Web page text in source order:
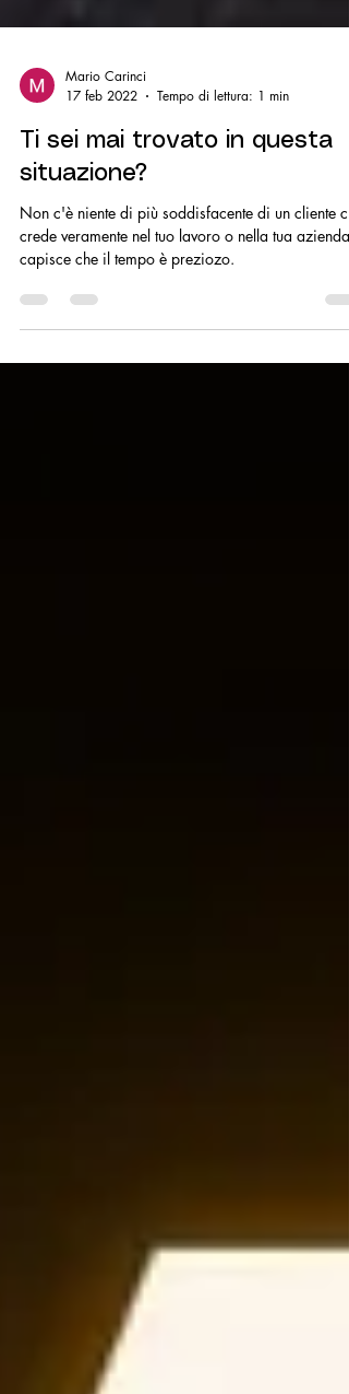
17 feb 2022
Tempo di lettura: 1 min
Ti sei mai trovato in questa
situazione?
Non c'è niente di più soddisfacente di un cliente
capisce che il tempo è preziozo.